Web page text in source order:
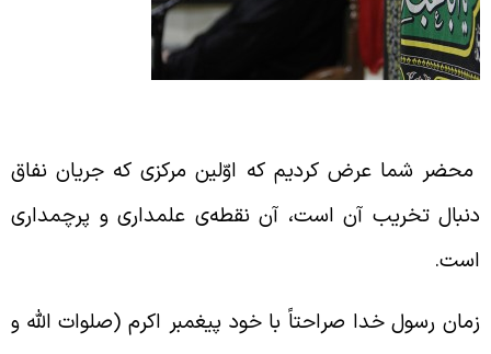
شما عرض کردیم که اوّلین مرکزی که جریان نفاق
تخریب آن است، آن نقطه‌ی علمداری و پرچمداری
رسول خدا صراحتاً با خود پیغمبر اکرم (صلوات الله و